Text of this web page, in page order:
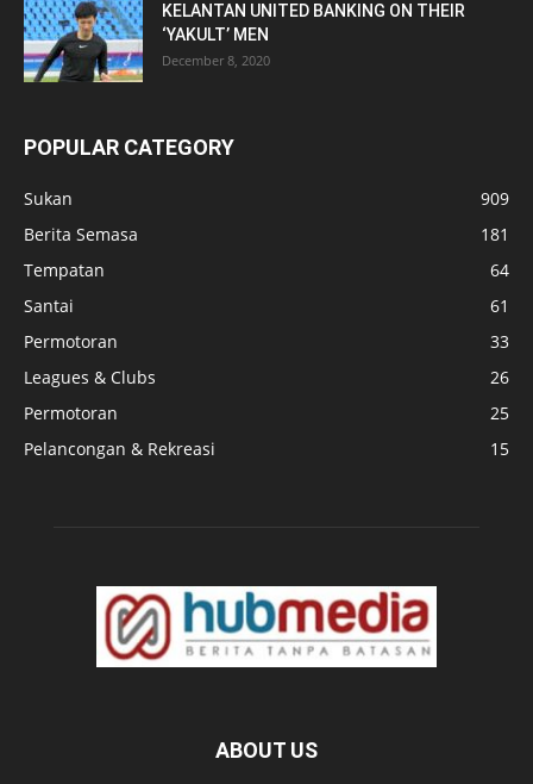
KELANTAN UNITED BANKING ON THEIR
‘YAKULT’ MEN
December 8, 2020
POPULAR CATEGORY
Sukan
909
Berita Semasa
181
Tempatan
64
Santai
61
Permotoran
33
Leagues & Clubs
26
Permotoran
25
Pelancongan & Rekreasi
15
ABOUT US